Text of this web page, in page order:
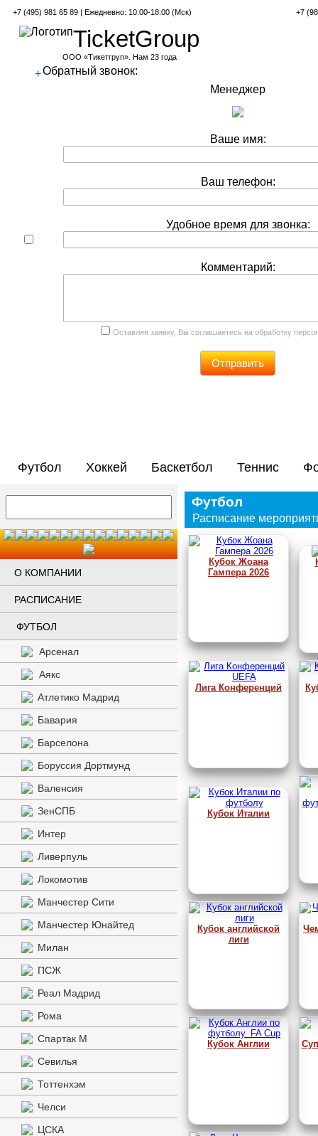
+7 (495) 981 65 89 | Ежедневно: 10:00-18:00 (Мск) +7
TicketGroup
ООО «Тикетгруп». Нам 23 года
+Обратный звонок:
Менеджер
Ваше имя:
Ваш телефон:
Удобное время для звонка:
Комментарий:
Оставляя заявку, Вы соглашаетесь на обработку
Отправить
Футбол Хоккей Баскетбол Теннис
Футбол
Расписание
Кубок Жоана
Гампера 2026
Лига Конференций
Кубок Италии
Кубок английской
лиги
Кубок Англии
О КОМПАНИИ
РАСПИСАНИЕ
ФУТБОЛ
Арсенал
Аякс
Атлетико Мадрид
Бавария
Барселона
Боруссия Дортмунд
Валенсия
ЗенСПБ
Интер
Ливерпуль
Локомотив
Манчестер Сити
Манчестер Юнайтед
Милан
ПСЖ
Реал Мадрид
Рома
Спартак М
Севилья
Тоттенхэм
Челси
ЦСКА